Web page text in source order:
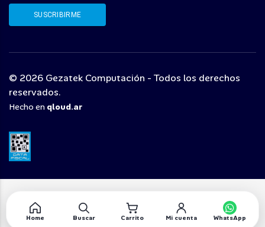
© 2026 Gezatek Computación - Todos los derechos
reservados.
Hecho en qloud.ar
Home Buscar Carrito Mi cuenta